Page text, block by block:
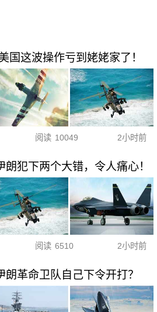
国这波操作亏到姥姥家了！
阅读 10049 2小时前
犯下两个大错，令人痛心！
阅读 6510 2小时前
革命卫队自己下令开打？